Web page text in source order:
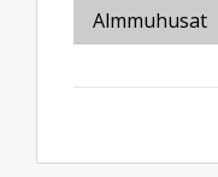
Almmuhusat